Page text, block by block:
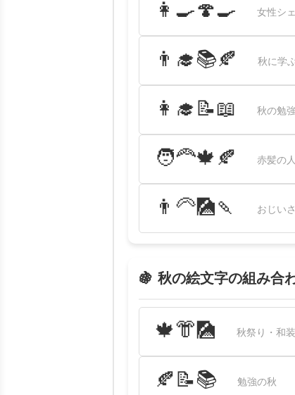
👩‍🍳🍄🍳 女性シ
👨‍🎓📚🍂 秋に学
👩‍🎓📝📖 秋の勉
🧑‍🦰🍁🍂 赤髪の
👨‍🦳🎑🍡 おじい
🍇 秋の絵文字の組み合
🍁👘🎑 秋祭り・和
🍂📝📚 勉強の秋